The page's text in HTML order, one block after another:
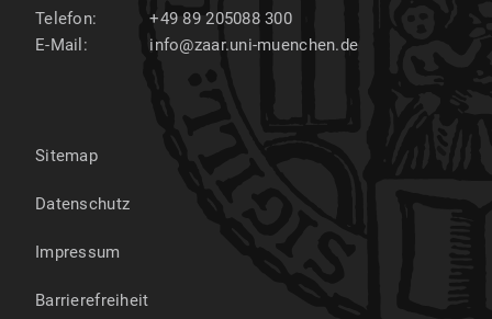
Telefon:
+49 89 205088 300
E-Mail:
info@zaar.uni-muenchen.de
Sitemap
Datenschutz
Impressum
Barrierefreiheit